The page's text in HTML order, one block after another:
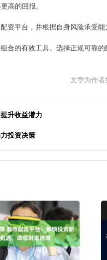
高的回报。
资平台，并根据自身风险承受能
合的有效工具。选择正规可靠
文章为作
升收益潜力
投资决策